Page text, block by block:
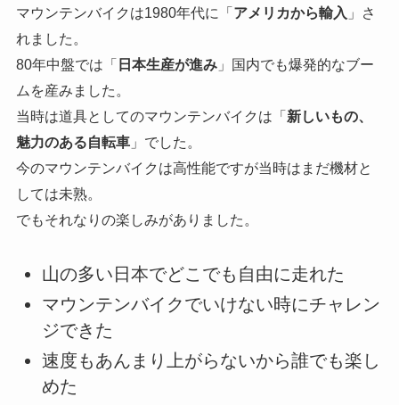
マウンテンバイクは1980年代に「アメリカから輸入 」さ
れました。
80年中盤では「 日本生産が進み」国内でも爆発的なブー
ムを産みました。
当時は道具としてのマウンテンバイクは「新しいもの、
魅力のある自転車」でした。
今のマウンテンバイクは高性能ですが当時はまだ機材と
しては未熟。
でもそれなりの楽しみがありました。
山の多い日本でどこでも自由に走れた
マウンテンバイクでいけない時にチャレン
ジできた
速度もあんまり上がらないから誰でも楽し
めた